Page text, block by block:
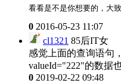
看看是不是你想要的，大
0 2016-05-23 11:07
cl1321 85后IT女
感觉上面的查询语句
valueId="222"的数据
0 2019-02-22 09:48